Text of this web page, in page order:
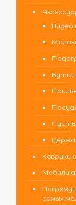
Видео
Коврики
Мобили
самых